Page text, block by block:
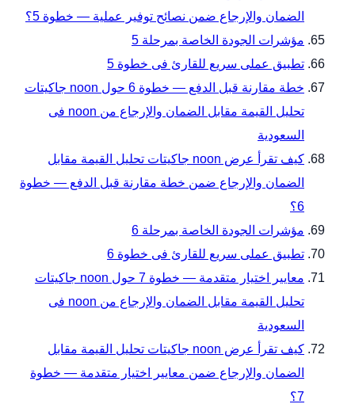
الضمان والإرجاع ضمن نصائح توفير عملية — خطوة 5؟
مؤشرات الجودة الخاصة بمرحلة 5
تطبيق عملى سريع للقارئ فى خطوة 5
خطة مقارنة قبل الدفع — خطوة 6 حول noon جاكيتات
تحليل القيمة مقابل الضمان والإرجاع من noon فى
السعودية
كيف تقرأ عرض noon جاكيتات تحليل القيمة مقابل
الضمان والإرجاع ضمن خطة مقارنة قبل الدفع — خطوة
6؟
مؤشرات الجودة الخاصة بمرحلة 6
تطبيق عملى سريع للقارئ فى خطوة 6
معايير اختيار متقدمة — خطوة 7 حول noon جاكيتات
تحليل القيمة مقابل الضمان والإرجاع من noon فى
السعودية
كيف تقرأ عرض noon جاكيتات تحليل القيمة مقابل
الضمان والإرجاع ضمن معايير اختيار متقدمة — خطوة
7؟